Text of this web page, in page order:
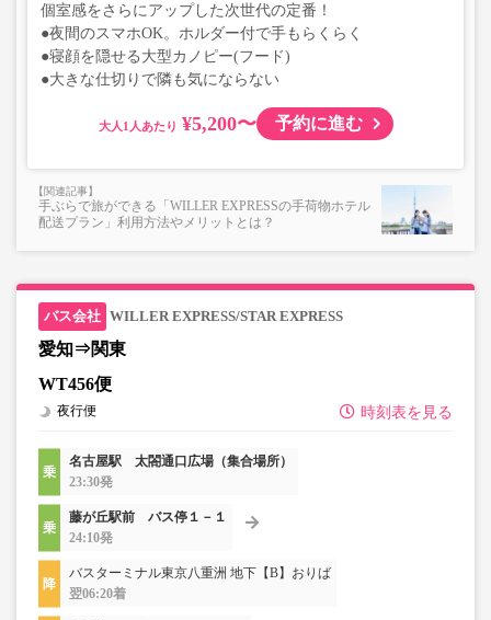
個室感をさらにアップした次世代の定番！
●夜間のスマホOK。ホルダー付で手もらくらく
●寝顔を隠せる大型カノピー(フード)
●大きな仕切りで隣も気にならない
大人 ¥5,200〜 予約に進む
手ぶらで旅ができる「WILLER EXPRESSの手荷物ホテル
配送プラン」利用方法やメリットとは？
WILLER EXPRESS/STAR EXPRESS
愛知⇒関東
WT456便
時刻表を見る
夜行便
名古屋駅 太閤通口広場（集合場所）
23:30発
藤が丘駅前 バス停１－１
24:10発
バスターミナル東京八重洲 地下【B】おりば
翌06:20着